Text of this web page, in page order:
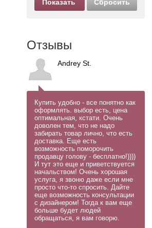
Отзывы
Andrey St.
Купить удобно - все понятно как
оформлять. выбор есть, цена
оптимальная, кстати. Очень
доволен тем, что не надо
забирать товар лично, что есть
доставка. Еще есть
возможность поморочить
продавцу голову - бесплатно!))))
И тут это еще и приветствуется
начальством! Очень хорошая
услуга, я звоню даже если мне
просто что-то спросить. Дайте
еще возможность консультации
с дизайнером! Тогда к вам еще
больше будет людей
обращаться, я вам говорю.